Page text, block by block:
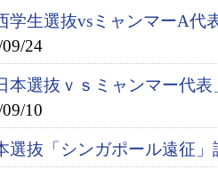
学生選抜vsミャンマーA
24
本選抜ｖｓミャンマー代
10
選抜「シンガポール遠征」